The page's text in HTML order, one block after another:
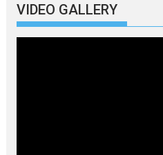
VIDEO GALLERY